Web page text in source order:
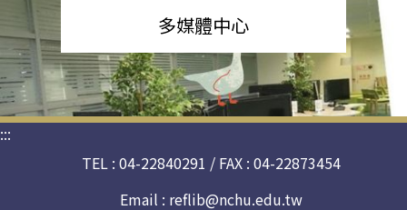
多媒體中心
:::
TEL : 04-22840291 / FAX : 04-22873454
Email : reflib@nchu.edu.tw